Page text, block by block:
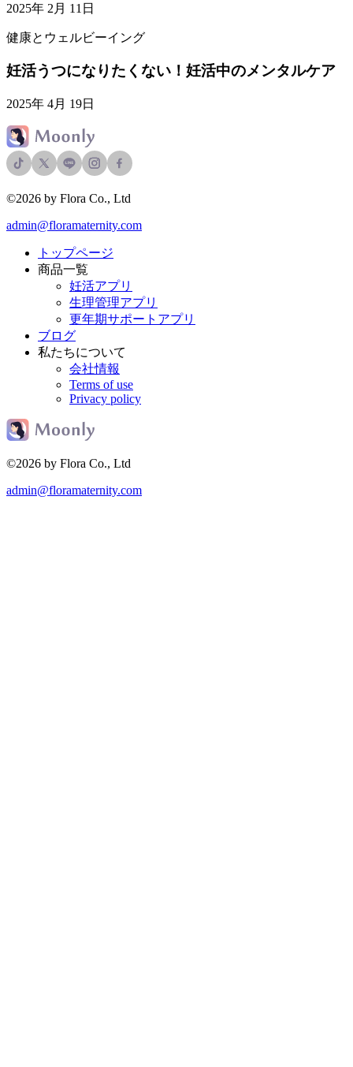
2025年 2月 11日
健康とウェルビーイング
妊活うつになりたくない！妊活中のメンタルケア
2025年 4月 19日
©2026 by Flora Co., Ltd
admin@floramaternity.com
トップページ
商品一覧
妊活アプリ
生理管理アプリ
更年期サポートアプリ
ブログ
私たちについて
会社情報
Terms of use
Privacy policy
©2026 by Flora Co., Ltd
admin@floramaternity.com